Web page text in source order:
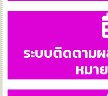
ระบบติดตามผ
หมา